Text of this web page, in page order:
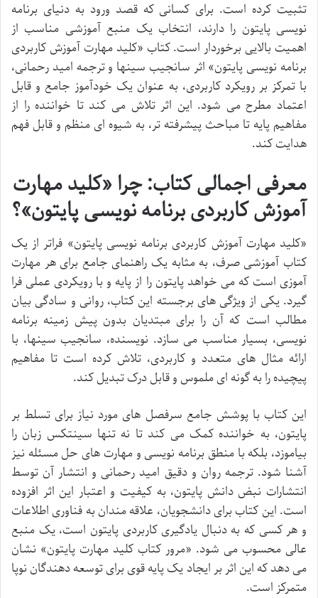
تثبیت کرده است. برای کسانی که قصد ورود به دنیای برنامه
نویسی پایتون را دارند، انتخاب یک منبع آموزشی مناسب از
اهمیت بالایی برخوردار است. کتاب «کلید مهارت آموزش کاربردی
برنامه نویسی پایتون» اثر سانجیب سینها و ترجمه امید رحمانی،
با تمرکز بر رویکرد کاربردی، به عنوان یک خودآموز جامع و قابل
اعتماد مطرح می شود. این اثر تلاش می کند تا خواننده را از
مفاهیم پایه تا مباحث پیشرفته تر، به شیوه ای منظم و قابل فهم
هدایت کند.
معرفی اجمالی کتاب: چرا «کلید مهارت
آموزش کاربردی برنامه نویسی پایتون»؟
«کلید مهارت آموزش کاربردی برنامه نویسی پایتون» فراتر از یک
کتاب آموزشی صرف، به مثابه یک راهنمای جامع برای هر مهارت
آموزی است که می خواهد پایتون را از پایه و با رویکردی عملی فرا
گیرد. یکی از ویژگی های برجسته این کتاب، روانی و سادگی بیان
مطالب است که آن را برای مبتدیان بدون پیش زمینه برنامه
نویسی، بسیار مناسب می سازد. نویسنده، سانجیب سینها، با
ارائه مثال های متعدد و کاربردی، تلاش کرده است تا مفاهیم
پیچیده را به گونه ای ملموس و قابل درک تبدیل کند.
این کتاب با پوشش جامع سرفصل های مورد نیاز برای تسلط بر
پایتون، به خواننده کمک می کند تا نه تنها سینتکس زبان را
بیاموزد، بلکه با منطق برنامه نویسی و مهارت های حل مسئله نیز
آشنا شود. ترجمه روان و دقیق امید رحمانی و انتشار آن توسط
انتشارات نبض دانش پایتون، به کیفیت و اعتبار این اثر افزوده
است. این کتاب برای دانشجویان، علاقه مندان به فناوری اطلاعات
و هر کسی که به دنبال یادگیری کاربردی پایتون است، یک منبع
عالی محسوب می شود. «مرور کتاب کلید مهارت پایتون» نشان
می دهد که این اثر بر ایجاد یک پایه قوی برای توسعه دهندگان نوپا
متمرکز است.